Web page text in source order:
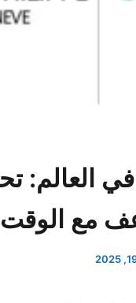
في العالم:
مع الوقت